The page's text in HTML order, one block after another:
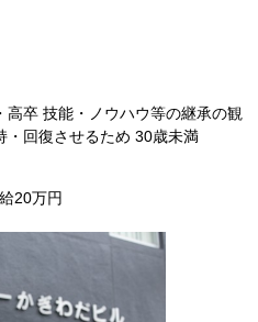
卒 技能・ノウハウ等の継承の観
・回復させるため 30歳未満
20万円